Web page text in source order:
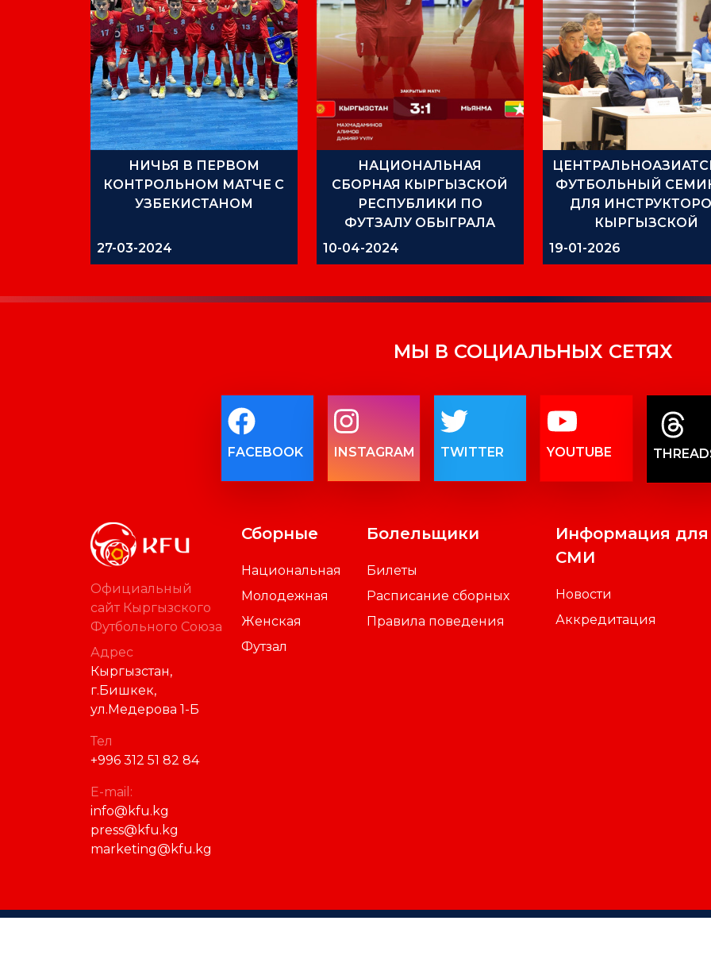
НИЧЬЯ В ПЕРВОМ
КОНТРОЛЬНОМ МАТЧЕ С
УЗБЕКИСТАНОМ
27-03-2024
НАЦИОНАЛЬНАЯ
СБОРНАЯ КЫРГЫЗСКОЙ
РЕСПУБЛИКИ ПО
ФУТЗАЛУ ОБЫГРАЛА
МЬЯНМУ
10-04-2024
ФУТБОЛЬНЫЙ
ДЛЯ
КЫРГЫЗСКОЙ
ФУТБОЛЬНОЙ
ФЕДЕРАЦИИ
19-01-2026
МЫ В СОЦИАЛЬНЫХ СЕТЯХ
FACEBOOK INSTAGRAM TWITTER YOUTUBE
Официальный
сайт Кыргызского
Футбольного Союза
Адрес
Кыргызстан,
г.Бишкек,
ул.Медерова 1-Б
Тел
+996 312 51 82 84
E-mail:
info@kfu.kg
press@kfu.kg
marketing@kfu.kg
Сборные
Национальная
Молодежная
Женская
Футзал
Болельщики
Билеты
Расписание сборных
Правила поведения
Информация для
СМИ
Новости
Аккредитация